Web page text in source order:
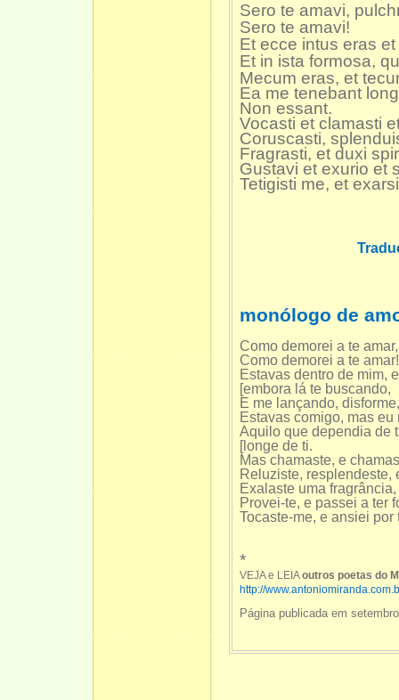
Sero te amavi,
Sero te amavi!
Et ecce intus eras
Et in ista formosa,
Mecum eras, et
Ea me tenebant
Non essant.
Vocasti et clamasti
Coruscasti,
Fragrasti, et duxi
Gustavi et exurio et
Tetigisti me, et
monólogo de
Como demorei a te
Como demorei a te amar!
Estavas dentro de mim,
[embora lá te buscando,
E me lançando,
Estavas comigo, mas
Aquilo que dependia de
[longe de ti.
Mas chamaste, e
Reluziste, resplendeste,
Exalaste uma
Provei-te, e passei a ter
Tocaste-me, e ansiei por
*
VEJA e LEIAoutros poetas do
http://
Página publicada em